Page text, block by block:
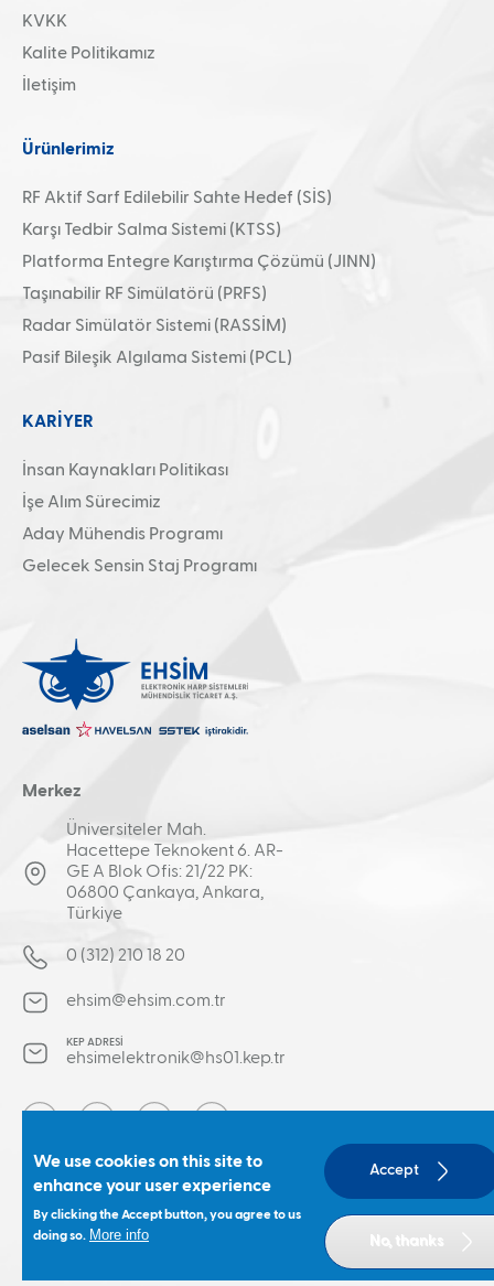
KVKK
Kalite Politikamız
İletişim
Ürünlerimiz
RF Aktif Sarf Edilebilir Sahte Hedef (SİS)
Karşı Tedbir Salma Sistemi (KTSS)
Platforma Entegre Karıştırma Çözümü (JINN)
Taşınabilir RF Simülatörü (PRFS)
Radar Simülatör Sistemi (RASSİM)
Pasif Bileşik Algılama Sistemi (PCL)
KARİYER
İnsan Kaynakları Politikası
İşe Alım Sürecimiz
Aday Mühendis Programı
Gelecek Sensin Staj Programı
Merkez
Üniversiteler Mah.
Hacettepe Teknokent 6. AR-
GE A Blok Ofis: 21/22 PK:
06800 Çankaya, Ankara,
Türkiye
0 (312) 210 18 20
ehsim@ehsim.com.tr
KEP ADRESİ
ehsimelektronik@hs01.kep.tr
Social
menu
EHSİM Elektronik Harp Sistemleri © 2026 Tüm hakları
saklıdır.
We use cookies on this site to
enhance your user experience
By clicking the Accept button, you agree to us
doing so. More info
Accept
No, thanks